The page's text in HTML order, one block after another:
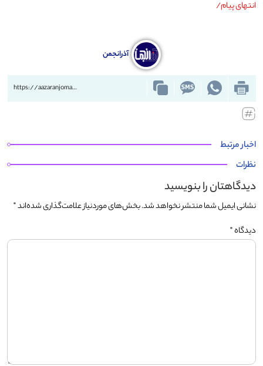
انتهای پیام/
آذرانجمن
https://aazaranjoman.ir/?p=89109
اخبار مرتبط
نظرات
دیدگاهتان را بنویسید
نشانی ایمیل شما منتشر نخواهد شد.بخش‌های موردنیاز علامت‌گذاری شده‌اند*
دیدگاه*